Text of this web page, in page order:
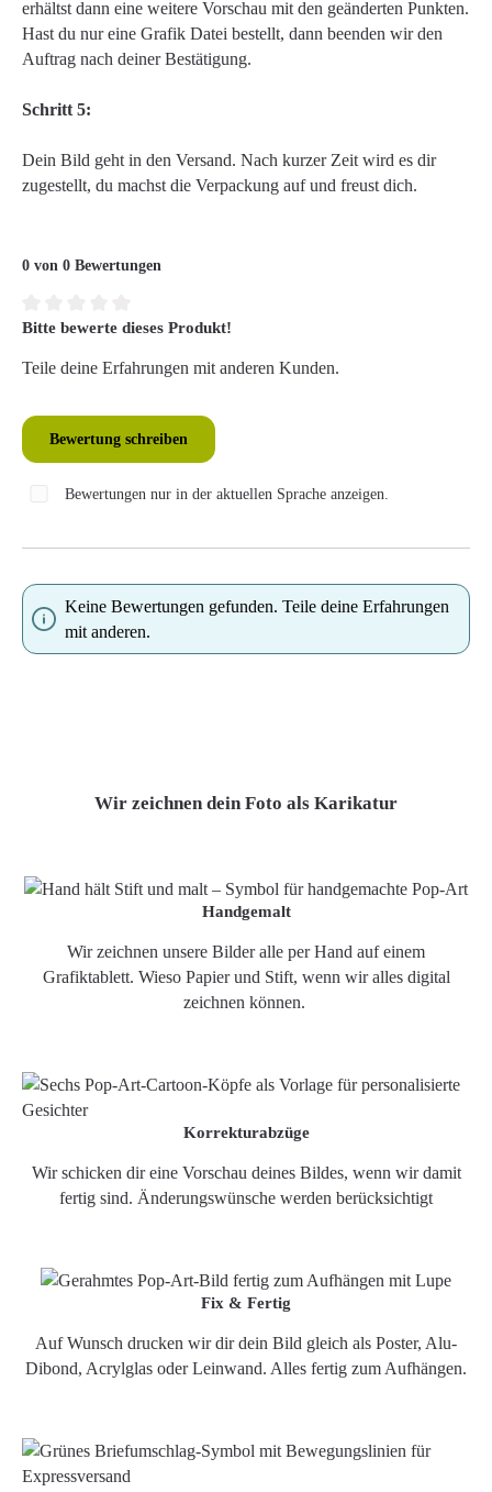
erhältst dann eine weitere Vorschau mit den geänderten Punkten.
Hast du nur eine Grafik Datei bestellt, dann beenden wir den
Auftrag nach deiner Bestätigung.
Schritt 5:
Dein Bild geht in den Versand. Nach kurzer Zeit wird es dir
zugestellt, du machst die Verpackung auf und freust dich.
0 von 0 Bewertungen
Durchschnittliche Bewertung von 0 von 5 Sternen
Bitte bewerte dieses Produkt!
Teile deine Erfahrungen mit anderen Kunden.
Bewertung schreiben
Bewertungen nur in der aktuellen Sprache anzeigen.
Keine Bewertungen gefunden. Teile deine Erfahrungen
mit anderen.
Wir zeichnen dein Foto als Karikatur
Handgemalt
Wir zeichnen unsere Bilder alle per Hand auf einem
Grafiktablett. Wieso Papier und Stift, wenn wir alles digital
zeichnen können.
Korrekturabzüge
Wir schicken dir eine Vorschau deines Bildes, wenn wir damit
fertig sind. Änderungswünsche werden berücksichtigt
Fix & Fertig
Auf Wunsch drucken wir dir dein Bild gleich als Poster, Alu-
Dibond, Acrylglas oder Leinwand. Alles fertig zum Aufhängen.